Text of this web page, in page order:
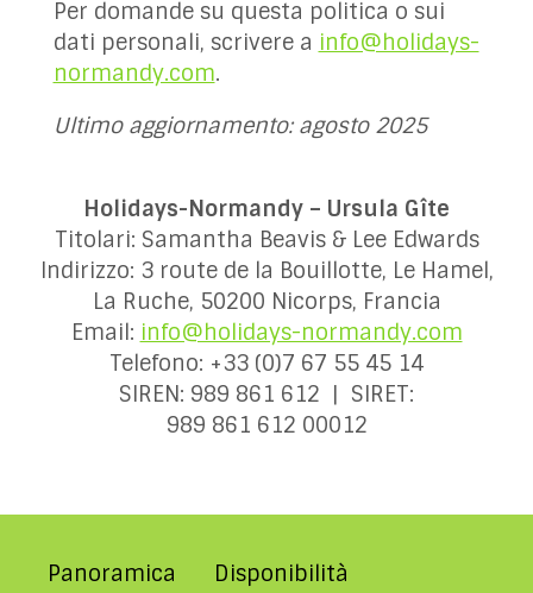
Per domande su questa politica o sui
dati personali, scrivere a info@holidays-
normandy.com.
Ultimo aggiornamento: agosto 2025
Holidays-Normandy – Ursula Gîte
Titolari: Samantha Beavis & Lee Edwards
Indirizzo: 3 route de la Bouillotte, Le Hamel,
La Ruche, 50200 Nicorps, Francia
Email: info@holidays-normandy.com
Telefono: +33 (0)7 67 55 45 14
SIREN: 989 861 612 | SIRET:
989 861 612 00012
Panoramica
Disponibilità